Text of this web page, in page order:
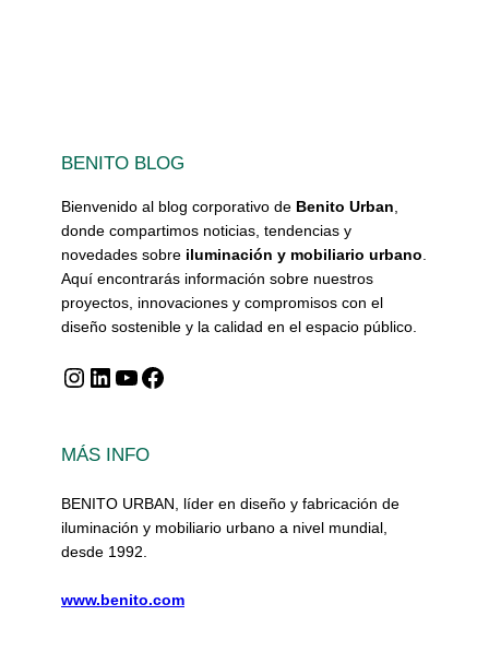
BENITO BLOG
Bienvenido al blog corporativo de Benito Urban,
donde compartimos noticias, tendencias y
novedades sobre iluminación y mobiliario urbano.
Aquí encontrarás información sobre nuestros
proyectos, innovaciones y compromisos con el
diseño sostenible y la calidad en el espacio público.
Instagram LinkedIn YouTube Facebook
MÁS INFO
BENITO URBAN, líder en diseño y fabricación de
iluminación y mobiliario urbano a nivel mundial,
desde 1992.
www.benito.com